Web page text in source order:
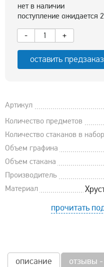
нет в наличии
поступление ожидается
-
+
оставить предзаказ
Артикул
Количество предметов
Количество стаканов в
Объем графина
Объем стакана
Производитель
Материал
прочитать
описание отзывы -